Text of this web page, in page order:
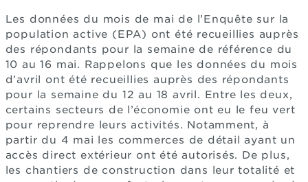
Les données du mois de mai de l’Enquête sur la
population active (EPA) ont été recueillies auprès
des répondants pour la semaine de référence du
10 au 16 mai. Rappelons que les données du mois
d’avril ont été recueillies auprès des répondants
pour la semaine du 12 au 18 avril. Entre les deux,
certains secteurs de l’économie ont eu le feu vert
pour reprendre leurs activités. Notamment, à
partir du 4 mai les commerces de détail ayant un
accès direct extérieur ont été autorisés. De plus,
les chantiers de construction dans leur totalité et